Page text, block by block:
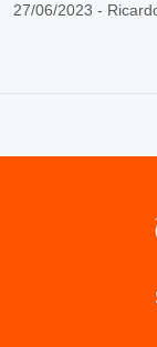
27/06/2023 -